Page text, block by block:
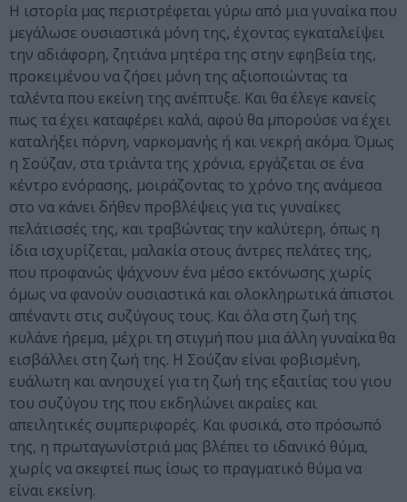
Η ιστορία μας περιστρέφεται γύρω από μια γυναίκα που
μεγάλωσε ουσιαστικά μόνη της, έχοντας εγκαταλείψει
την αδιάφορη, ζητιάνα μητέρα της στην εφηβεία της,
προκειμένου να ζήσει μόνη της αξιοποιώντας τα
ταλέντα που εκείνη της ανέπτυξε. Και θα έλεγε κανείς
πως τα έχει καταφέρει καλά, αφού θα μπορούσε να έχει
καταλήξει πόρνη, ναρκομανής ή και νεκρή ακόμα. Όμως
η Σούζαν, στα τριάντα της χρόνια, εργάζεται σε ένα
κέντρο ενόρασης, μοιράζοντας το χρόνο της ανάμεσα
στο να κάνει δήθεν προβλέψεις για τις γυναίκες
πελάτισσές της, και τραβώντας την καλύτερη, όπως η
ίδια ισχυρίζεται, μαλακία στους άντρες πελάτες της,
που προφανώς ψάχνουν ένα μέσο εκτόνωσης χωρίς
όμως να φανούν ουσιαστικά και ολοκληρωτικά άπιστοι
απέναντι στις συζύγους τους. Και όλα στη ζωή της
κυλάνε ήρεμα, μέχρι τη στιγμή που μια άλλη γυναίκα θα
εισβάλλει στη ζωή της. Η Σούζαν είναι φοβισμένη,
ευάλωτη και ανησυχεί για τη ζωή της εξαιτίας του γιου
του συζύγου της που εκδηλώνει ακραίες και
απειλητικές συμπεριφορές. Και φυσικά, στο πρόσωπό
της, η πρωταγωνίστριά μας βλέπει το ιδανικό θύμα,
χωρίς να σκεφτεί πως ίσως το πραγματικό θύμα να
είναι εκείνη.